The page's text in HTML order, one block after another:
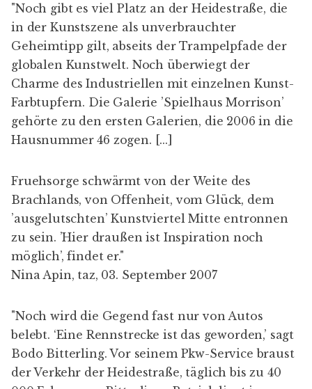
"Noch gibt es viel Platz an der Heidestraße, die
in der Kunstszene als unverbrauchter
Geheimtipp gilt, abseits der Trampelpfade der
globalen Kunstwelt. Noch überwiegt der
Charme des Industriellen mit einzelnen Kunst-
Farbtupfern. Die Galerie ’Spielhaus Morrison’
gehörte zu den ersten Galerien, die 2006 in die
Hausnummer 46 zogen. [...]
Fruehsorge schwärmt von der Weite des
Brachlands, von Offenheit, vom Glück, dem
’ausgelutschten’ Kunstviertel Mitte entronnen
zu sein. ’Hier draußen ist Inspiration noch
möglich’, findet er."
Nina Apin, taz, 03. September 2007
"Noch wird die Gegend fast nur von Autos
belebt. ‘Eine Rennstrecke ist das geworden,’ sagt
Bodo Bitterling. Vor seinem Pkw-Service braust
der Verkehr der Heidestraße, täglich bis zu 40